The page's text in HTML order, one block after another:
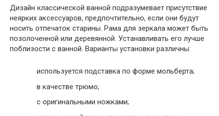
Дизайн классической ванной подразумевает присутствие
неярких аксессуаров, предпочтительно, если они будут
носить отпечаток старины. Рама для зеркала может быть
позолоченной или деревянной. Устанавливать его лучше
поблизости с ванной. Варианты установки различны:
используется подставка по форме мольберта;
в качестве трюмо;
с оригинальными ножками;